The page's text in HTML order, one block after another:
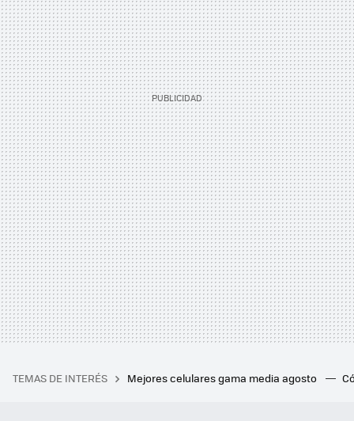
TEMAS DE INTERÉS Mejores celulares gama media agosto